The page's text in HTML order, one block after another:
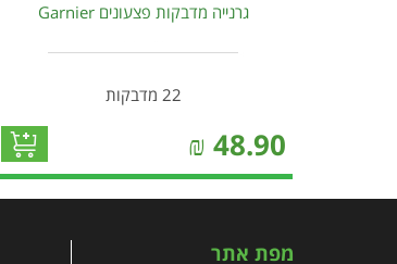
גרנייה מדבקות פצעונים Garnier
22 מדבקות
48.90
₪
מפת אתר